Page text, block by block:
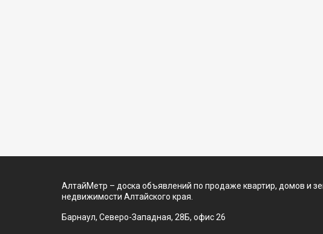
АлтайМетр – доска объявлений по продаже квартир, домов и
недвижимости Алтайского края.
Барнаул, Северо-Западная, 28Б, офис 26